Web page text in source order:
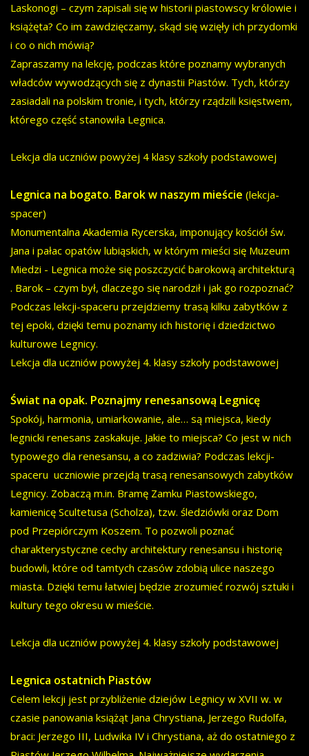
Laskonogi – czym zapisali się w historii piastowscy królowie i
książęta? Co im zawdzięczamy, skąd się wzięły ich przydomki
i co o nich mówią?
Zapraszamy na lekcję, podczas które poznamy wybranych
władców wywodzących się z dynastii Piastów. Tych, którzy
zasiadali na polskim tronie, i tych, którzy rządzili księstwem,
którego część stanowiła Legnica.
Lekcja dla uczniów powyżej 4 klasy szkoły podstawowej
Legnica na bogato. Barok w naszym mieście (lekcja-
spacer)
Monumentalna Akademia Rycerska, imponujący kościół św.
Jana i pałac opatów lubiąskich, w którym mieści się Muzeum
Miedzi - Legnica może się poszczycić barokową architekturą
. Barok – czym był, dlaczego się narodził i jak go rozpoznać?
Podczas lekcji-spaceru przejdziemy trasą kilku zabytków z
tej epoki, dzięki temu poznamy ich historię i dziedzictwo
kulturowe Legnicy.
Lekcja dla uczniów powyżej 4. klasy szkoły podstawowej
Świat na opak. Poznajmy renesansową Legnicę
Spokój, harmonia, umiarkowanie, ale… są miejsca, kiedy
legnicki renesans zaskakuje. Jakie to miejsca? Co jest w nich
typowego dla renesansu, a co zadziwia? Podczas lekcji-
spaceru uczniowie przejdą trasą renesansowych zabytków
Legnicy. Zobaczą m.in. Bramę Zamku Piastowskiego,
kamienicę Scultetusa (Scholza), tzw. śledziówki oraz Dom
pod Przepiórczym Koszem. To pozwoli poznać
charakterystyczne cechy architektury renesansu i historię
budowli, które od tamtych czasów zdobią ulice naszego
miasta. Dzięki temu łatwiej będzie zrozumieć rozwój sztuki i
kultury tego okresu w mieście.
Lekcja dla uczniów powyżej 4. klasy szkoły podstawowej
Legnica ostatnich Piastów
Celem lekcji jest przybliżenie dziejów Legnicy w XVII w. w
czasie panowania książąt Jana Chrystiana, Jerzego Rudolfa,
braci: Jerzego III, Ludwika IV i Chrystiana, aż do ostatniego z